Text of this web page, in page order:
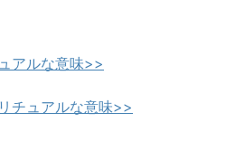
アルな意味>>
チュアルな意味>>